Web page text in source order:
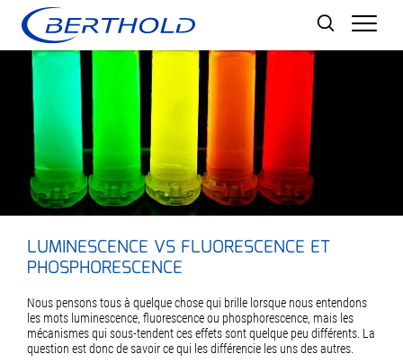
LUMINESCENCE VS FLUORESCENCE ET
PHOSPHORESCENCE
Nous pensons tous à quelque chose qui brille lorsque nous entendons
les mots luminescence, fluorescence ou phosphorescence, mais les
mécanismes qui sous-tendent ces effets sont quelque peu différents. La
question est donc de savoir ce qui les différencie les uns des autres.